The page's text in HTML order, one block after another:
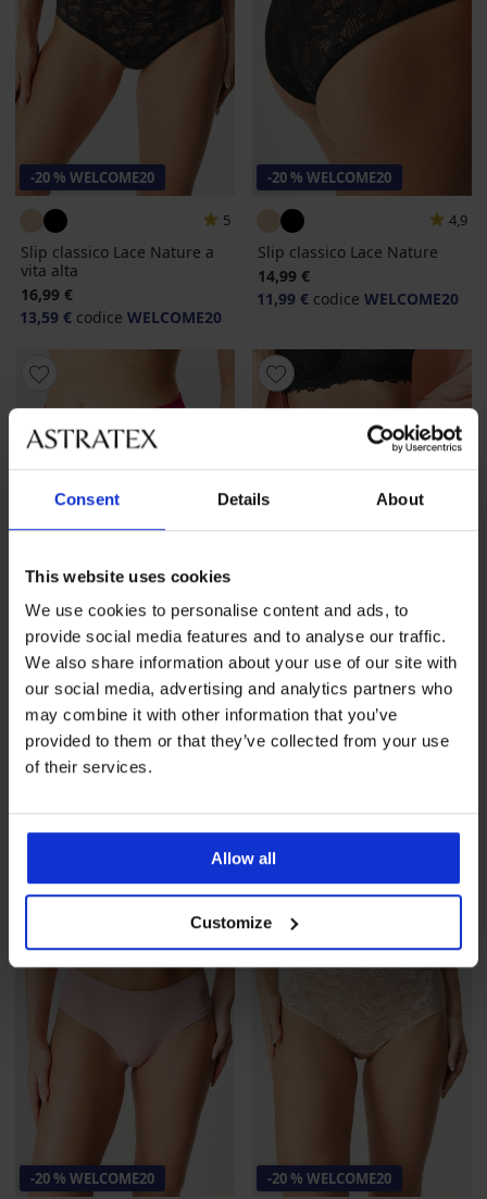
Consent Details About
This website uses cookies
We use cookies to personalise content and ads, to
provide social media features and to analyse our traffic.
We also share information about your use of our site with
our social media, advertising and analytics partners who
may combine it with other information that you’ve
provided to them or that they’ve collected from your use
of their services.
Allow all
Customize
-20 % WELCOME20
5
Slip classico Lace Nature a
vita alta
16,99 €
13,59 € codice WELCOME20
-20 % WELCOME20
4,9
Slip classico Lace Nature
14,99 €
11,99 € codice WELCOME20
-20 % WELCOME20
BESTSELLER
Slip classico Bamboo Nature
14,99 €
11,99 €codiceWELCOME20
-20 % WELCOME20
Slip classico Lace Rose a vita
rialzata
-20 % WELCOME20 -20 % WELCOME20